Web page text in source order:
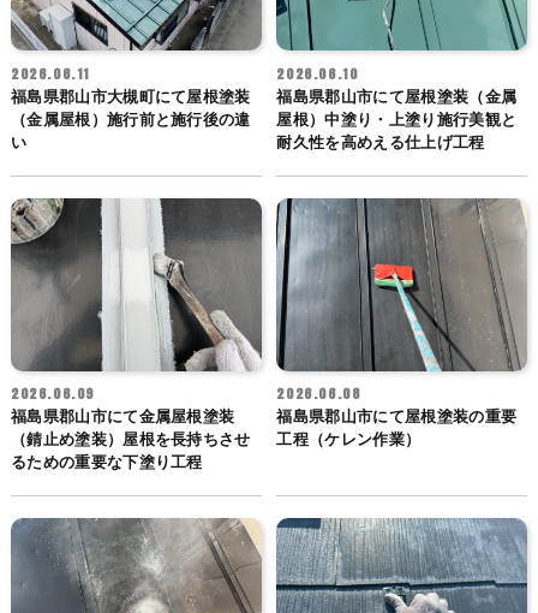
2026.06.11
福島県郡山市大槻町にて屋根塗装
（金属屋根）施行前と施行後の違
い
2026.06.10
福島県郡山市にて屋根塗装（金属
屋根）中塗り・上塗り施行美観と
耐久性を高めえる仕上げ工程
2026.06.09
福島県郡山市にて金属屋根塗装
（錆止め塗装）屋根を長持ちさせ
るための重要な下塗り工程
2026.06.08
福島県郡山市にて屋根塗装の重要
工程（ケレン作業）